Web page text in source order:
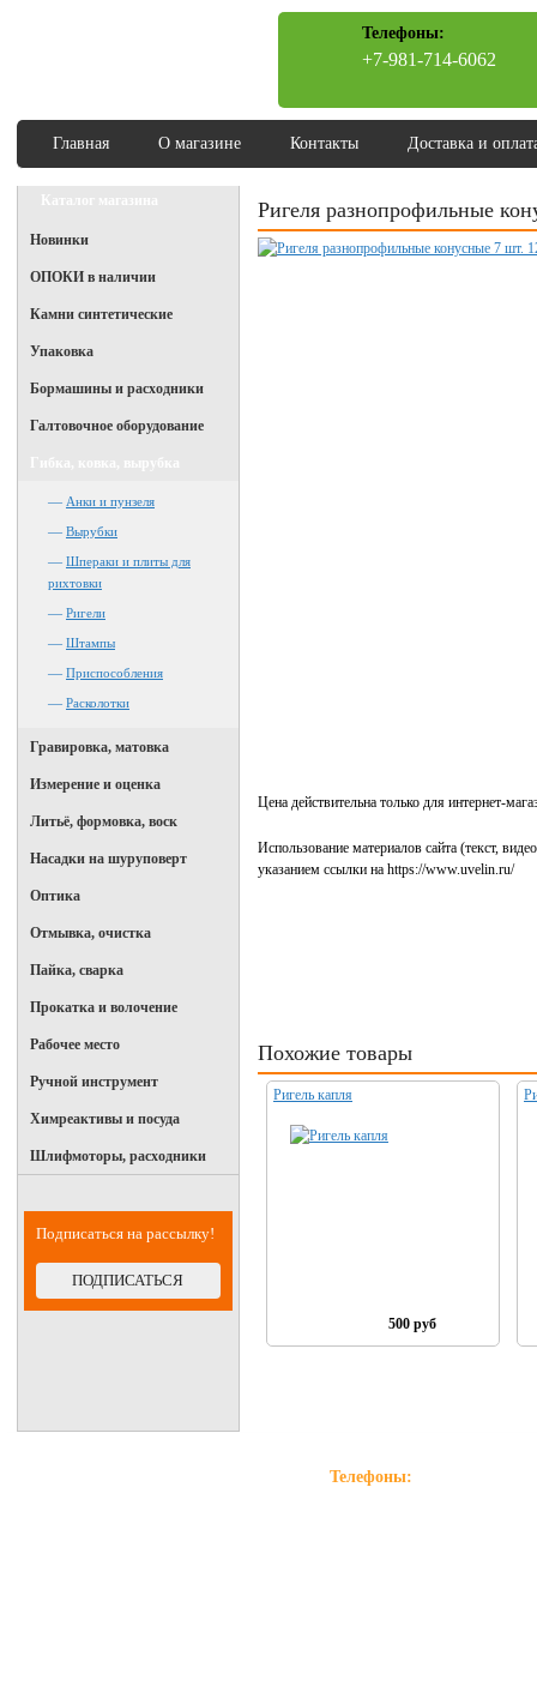
Телефоны:
+7-981-714-6062
Главная О магазине Контакты Доставка и
Новинки
ОПОКИ в наличии
Камни синтетические
Упаковка
Бормашины и расходники
Галтовочное оборудование
— Анки и пунзеля
— Вырубки
— Шпераки и плиты для
рихтовки
— Ригели
— Штампы
— Приспособления
— Расколотки
Гравировка, матовка
Измерение и оценка
Литьё, формовка, воск
Насадки на шуруповерт
Оптика
Отмывка, очистка
Пайка, сварка
Прокатка и волочение
Рабочее место
Ручной инструмент
Химреактивы и посуда
Шлифмоторы, расходники
Подписаться на рассылку!
ПОДПИСАТЬСЯ
Ригеля разнопрофильные
Цена действительна только для интернет-
Использование материалов сайта (текст,
указанием ссылки на https://www.uvelin.ru/
Похожие товары
Ригель капля
500 руб
Телефоны: